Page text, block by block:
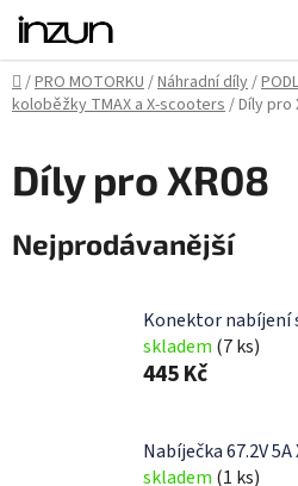
Přejít
obsah
Domů
/PRO MOTORKU/Náhradní díly/
koloběžky TMAX a X-scooters/Díly pro
Díly pro XR08
Nejprodávanější
Konektor nabíjení
skladem (7 ks)
445 Kč
Nabíječka 67.2V
skladem (1 ks)